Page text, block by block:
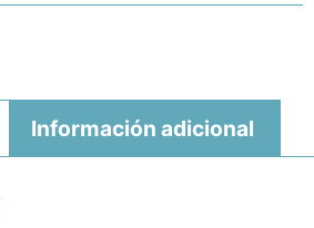
Información adicional